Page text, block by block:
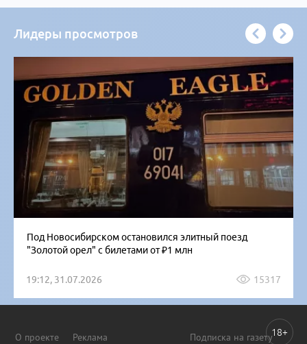
Лидеры просмотров
Под Новосибирском остановился элитный поезд
"Золотой орел" с билетами от ₽1 млн
19:12, 31.07.2026 15317
О проекте Реклама Подписка на газету18+